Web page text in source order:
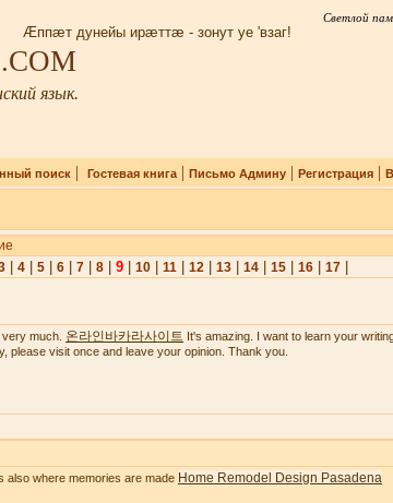
Светлой
Æппæт дунейы ирæттæ - зонут уе 'взаг!
язык.
поиск| Гостевая книга| Письмо Админу| Регистрация|
| 4| 5| 6| 7| 8| 9| 10| 11| 12| 13| 14| 15| 16| 17|
much. 온라인바카라사이트 It's amazing. I want to learn your
please visit once and leave your opinion. Thank you.
also where memories are made Home Remodel Design Pasadena